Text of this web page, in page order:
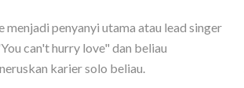
penyanyi utama atau lead singer
can't hurry love" dan beliau
karier solo beliau.